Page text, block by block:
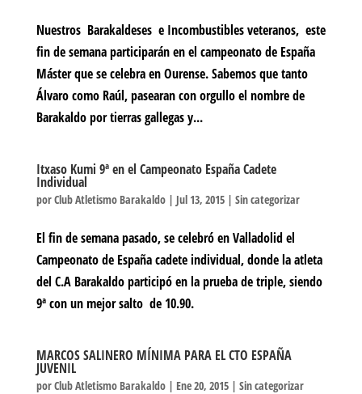
Nuestros Barakaldeses e Incombustibles veteranos, este
fin de semana participarán en el campeonato de España
Máster que se celebra en Ourense. Sabemos que tanto
Álvaro como Raúl, pasearan con orgullo el nombre de
Barakaldo por tierras gallegas y...
Itxaso Kumi 9ª en el Campeonato España Cadete
Individual
porClub Atletismo Barakaldo| Jul 13, 2015| Sin categorizar
El fin de semana pasado, se celebró en Valladolid el
Campeonato de España cadete individual, donde la atleta
del C.A Barakaldo participó en la prueba de triple, siendo
9ª con un mejor salto de 10.90.
MARCOS SALINERO MÍNIMA PARA EL CTO ESPAÑA
JUVENIL
porClub Atletismo Barakaldo| Ene 20, 2015| Sin categorizar